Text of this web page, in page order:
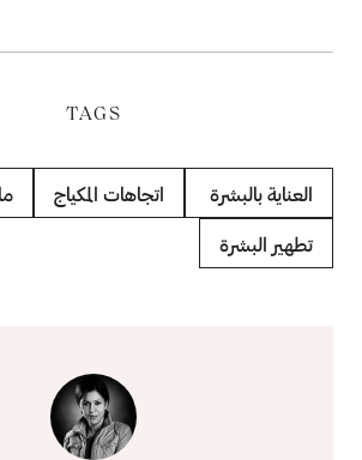
TAGS
العناية بالبشرة اتجاهات المكياج
تطهير البشرة